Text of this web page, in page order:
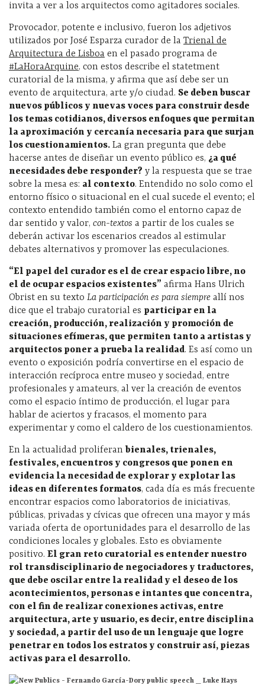
invita a ver a los arquitectos como agitadores sociales.
Provocador, potente e inclusivo, fueron los adjetivos
utilizados por José Esparza curador de la Trienal de
Arquitectura de Lisboa en el pasado programa de
#LaHoraArquine, con estos describe el statetment
curatorial de la misma, y afirma que así debe ser un
evento de arquitectura, arte y/o ciudad. Se deben buscar
nuevos públicos y nuevas voces para construir desde
los temas cotidianos, diversos enfoques que permitan
la aproximación y cercanía necesaria para que surjan
los cuestionamientos. La gran pregunta que debe
hacerse antes de diseñar un evento público es, ¿a qué
necesidades debe responder? y la respuesta que se trae
sobre la mesa es: al contexto. Entendido no solo como el
entorno físico o situacional en el cual sucede el evento; el
contexto entendido también como el entorno capaz de
dar sentido y valor, con-textos a partir de los cuales se
deberán activar los escenarios creados al estimular
debates alternativos y promover las especulaciones.
“El papel del curador es el de crear espacio libre, no
el de ocupar espacios existentes” afirma Hans Ulrich
Obrist en su texto La participación es para siempre allí nos
dice que el trabajo curatorial es participar en la
creación, producción, realización y promoción de
situaciones efímeras, que permiten tanto a artistas y
arquitectos poner a prueba la realidad. Es así como un
evento o exposición podría convertirse en el espacio de
interacción recíproca entre museo y sociedad, entre
profesionales y amateurs, al ver la creación de eventos
como el espacio íntimo de producción, el lugar para
hablar de aciertos y fracasos, el momento para
experimentar y como el caldero de los cuestionamientos.
En la actualidad proliferan bienales, trienales,
festivales, encuentros y congresos que ponen en
evidencia la necesidad de explorar y explotar las
ideas en diferentes formatos, cada día es más frecuente
encontrar espacios como laboratorios de iniciativas,
públicas, privadas y cívicas que ofrecen una mayor y más
variada oferta de oportunidades para el desarrollo de las
condiciones locales y globales. Esto es obviamente
positivo. El gran reto curatorial es entender nuestro
rol transdisciplinario de negociadores y traductores,
que debe oscilar entre la realidad y el deseo de los
acontecimientos, personas e intantes que concentra,
con el fin de realizar conexiones activas, entre
arquitectura, arte y usuario, es decir, entre disciplina
y sociedad, a partir del uso de un lenguaje que logre
penetrar en todos los estratos y construir así, piezas
activas para el desarrollo.